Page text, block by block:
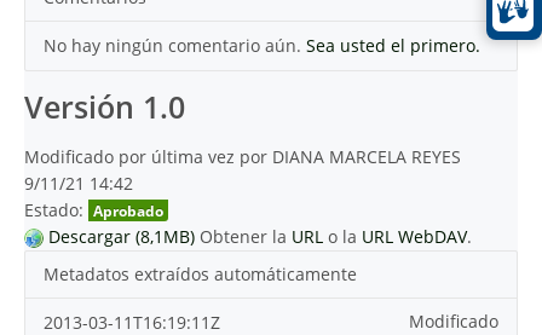
No hay ningún comentario aún. Sea usted el primero.
Versión 1.0
Modificado por última vez por DIANA MARCELA REYES
9/11/21 14:42
Estado: Aprobado
Descargar (8,1MB) Obtener la URL o la URL WebDAV.
Metadatos extraídos automáticamente
Modificado
2013-03-11T16:19:11Z